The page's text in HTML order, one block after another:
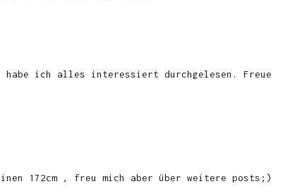
ich alles interessiert durchgelesen. Freue
172cm , freu mich aber über weitere posts;)